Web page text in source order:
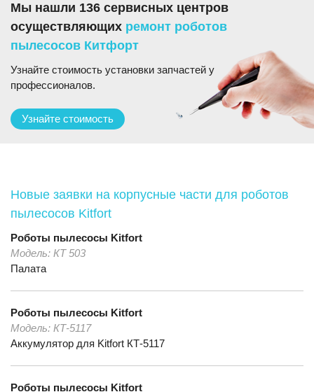
Мы нашли 136 сервисных центров
осуществляющих ремонт роботов
пылесосов Китфорт
Узнайте стоимость установки запчастей у
профессионалов.
Узнайте стоимость
Новые заявки на корпусные части для роботов
пылесосов Kitfort
Роботы пылесосы Kitfort
Модель: КТ 503
Палата
Роботы пылесосы Kitfort
Модель: КТ-5117
Аккумулятор для Kitfort КТ-5117
Роботы пылесосы Kitfort